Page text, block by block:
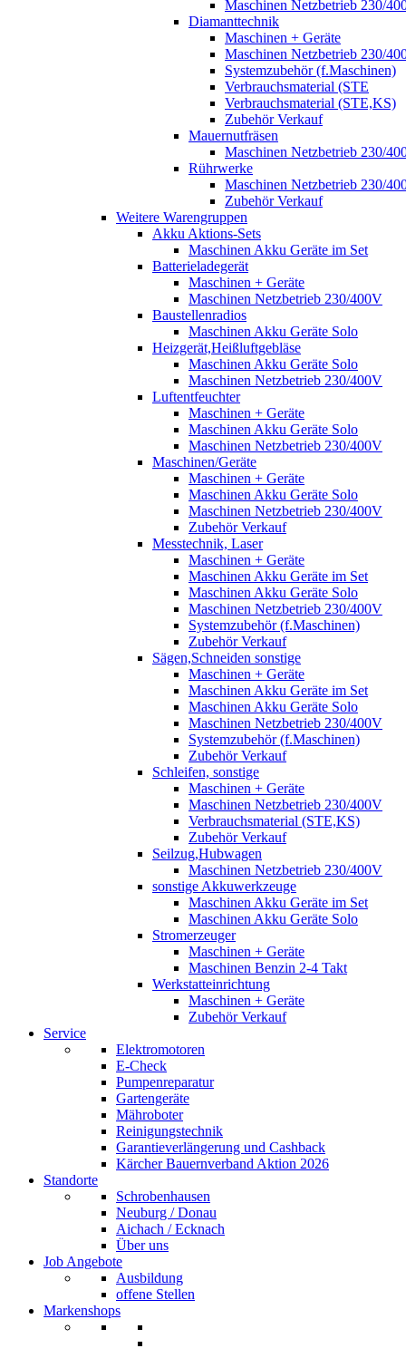
Maschinen Netzbetrieb 230/
Diamanttechnik
Maschinen + Geräte
Maschinen Netzbetrieb 230/
Systemzubehör (f.Maschinen)
Verbrauchsmaterial (STE
Verbrauchsmaterial (STE,KS)
Zubehör Verkauf
Mauernutfräsen
Maschinen Netzbetrieb 230/
Rührwerke
Maschinen Netzbetrieb 230/
Zubehör Verkauf
Weitere Warengruppen
Akku Aktions-Sets
Maschinen Akku Geräte im Set
Batterieladegerät
Maschinen + Geräte
Maschinen Netzbetrieb 230/400V
Baustellenradios
Maschinen Akku Geräte Solo
Heizgerät,Heißluftgebläse
Maschinen Akku Geräte Solo
Maschinen Netzbetrieb 230/400V
Luftentfeuchter
Maschinen + Geräte
Maschinen Akku Geräte Solo
Maschinen Netzbetrieb 230/400V
Maschinen/Geräte
Maschinen + Geräte
Maschinen Akku Geräte Solo
Maschinen Netzbetrieb 230/400V
Zubehör Verkauf
Messtechnik, Laser
Maschinen + Geräte
Maschinen Akku Geräte im Set
Maschinen Akku Geräte Solo
Maschinen Netzbetrieb 230/400V
Systemzubehör (f.Maschinen)
Zubehör Verkauf
Sägen,Schneiden sonstige
Maschinen + Geräte
Maschinen Akku Geräte im Set
Maschinen Akku Geräte Solo
Maschinen Netzbetrieb 230/400V
Systemzubehör (f.Maschinen)
Zubehör Verkauf
Schleifen, sonstige
Maschinen + Geräte
Maschinen Netzbetrieb 230/400V
Verbrauchsmaterial (STE,KS)
Zubehör Verkauf
Seilzug,Hubwagen
Maschinen Netzbetrieb 230/400V
sonstige Akkuwerkzeuge
Maschinen Akku Geräte im Set
Maschinen Akku Geräte Solo
Stromerzeuger
Maschinen + Geräte
Maschinen Benzin 2-4 Takt
Werkstatteinrichtung
Maschinen + Geräte
Zubehör Verkauf
Service
Elektromotoren
E-Check
Pumpenreparatur
Gartengeräte
Mähroboter
Reinigungstechnik
Garantieverlängerung und Cashback
Kärcher Bauernverband Aktion 2026
Standorte
Schrobenhausen
Neuburg / Donau
Aichach / Ecknach
Über uns
Job Angebote
Ausbildung
offene Stellen
Markenshops